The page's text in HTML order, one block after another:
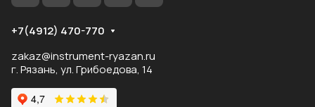
+7(4912) 470-770
zakaz@instrument-ryazan.ru
г. Рязань, ул. Грибоедова, 14